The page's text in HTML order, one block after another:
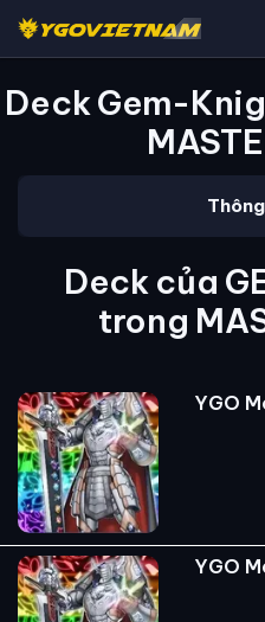
Deck Gem-
Deck của
trong
YGO
YGO